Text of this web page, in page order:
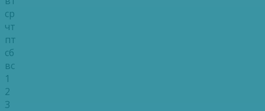
ср
чт
пт
сб
вс
1
2
3